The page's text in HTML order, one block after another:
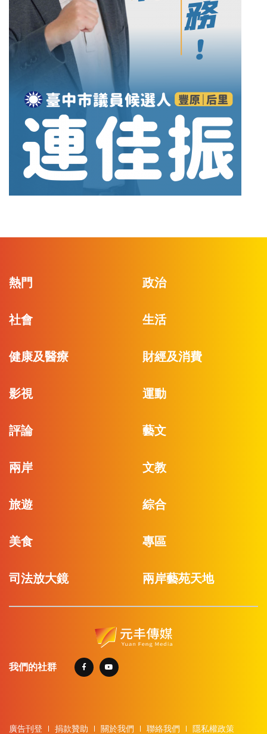
熱門 政治
社會 生活
健康及醫療 財經及消費
影視 運動
評論 藝文
兩岸 文教
旅遊 綜合
美食 專區
司法放大鏡 兩岸藝苑天地
我們的社群
廣告刊登 捐款贊助 關於我們 聯絡我們 隱私權政策